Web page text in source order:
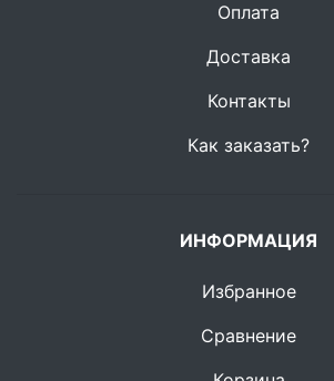
Оплата
Доставка
Контакты
Как заказать?
ИНФОРМАЦИЯ
Избранное
Сравнение